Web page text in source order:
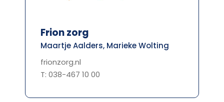
Frion zorg
Maartje Aalders, Marieke Wolting
frionzorg.nl
T: 038-467 10 00